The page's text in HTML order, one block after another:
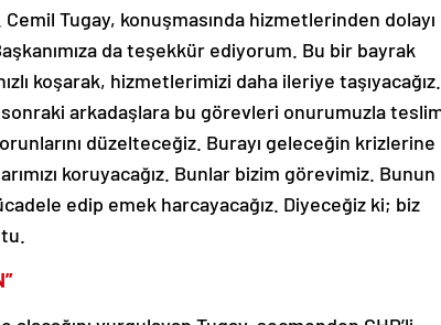
da teşekkür ediyorum. Bu bir bayrak
koşarak, hizmetlerimizi daha ileriye taşıyacağız.
sonraki arkadaşlara bu görevleri onurumuzla teslim
düzelteceğiz. Burayı geleceğin krizlerine
koruyacağız. Bunlar bizim görevimiz. Bunun
edip emek harcayacağız. Diyeceğiz ki; biz